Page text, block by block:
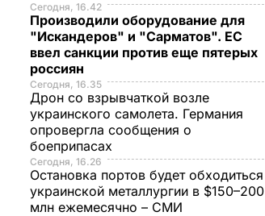
Сегодня, 16.42
Производили оборудование для
"Искандеров" и "Сарматов". ЕС
ввел санкции против еще пятерых
россиян
Сегодня, 16.35
Дрон со взрывчаткой возле
украинского самолета. Германия
опровергла сообщения о
боеприпасах
Сегодня, 16.26
Остановка портов будет обходиться
украинской металлургии в $150–200
млн ежемесячно – СМИ